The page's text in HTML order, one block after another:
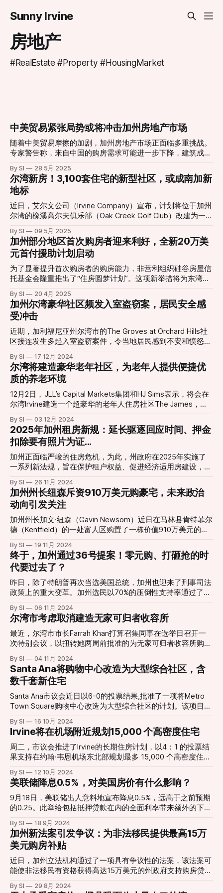
Sunny Irvine
房地产
#RealEstate #Property #HousingMarket
中美贸易紧张局势或将冲击加州房地产市场
随着中美贸易摩擦的加剧，加州房地产市场正面临多重挑战。
专家警告称，来自中国的购房需求可能进一步下降，建筑成本
中国买家在加州房地产市场中扮演了重要角色，尤其在洛杉
矶、旧金山和尔湾等地区。然而，受地缘政治紧张、资本管制
和人民币贬值等因素影响，中国投资者的购房兴趣已显著减
弱。根据加州房地产经纪人协会的数据，2024年国际买家在
加州的购房比例降至自2020年以来的最低水平。 与此同时，
建筑材料成本的上升也对房地产市场造成压力。由于对中国、
加拿大和墨西哥等国的进口商品加征关税，钢材、木材和混凝
土等关键建筑材料的价格上涨，导致新建住宅项目成本增加，
开发商不得不推迟或取消部分项目。 此外，经济不确定性也
家对经济前景持谨慎态度，导致房屋销售放缓。根据Redfin的
数据，2025年4月的待售房屋数量同比增长近17%，但成交速
度减慢，平均售出时间延长至40天。 在此背景下，加州房地
产市场面临多重压力，近期购房者可能需要进行谨慎考虑。
By SI 28 5月 2025
尔湾新房！3,100套住宅的新型社区，或成南加新
地标
近日，艾尔文公司（Irvine Company）宣布，计划将位于加州
尔湾的橡溪高尔夫俱乐部（Oak Creek Golf Club）改建为一个
（Irvine Spectrum District Village），旨在缓解橙县日益增长
的住房需求。 根据规划，该社区将包括1,500套独栋住宅和
1,600套公寓，后者原本规划为办公用地。整个开发项目占地
约235英亩，除了住宅外，还将建设一所新学校、公园、游泳
池和步行道等公共设施。艾尔文公司表示，将承担学校建设费
司还计划提供2,000张租金折扣券，价值约7,200万美元，以支
持经济适用房项目。 艾尔文公司高级副总裁杰夫·戴维斯
（Jeff Davis）指出，该社区地理位置优越，靠近尔湾光谱中
中心和交通枢纽。
By SI 09 5月 2025
加州部分地区首次购房者迎来利好，全新20万美
元首付援助计划启动
为了显著提升首次购房者的购房能力，非营利组织硅谷房屋信
托基金会隆重推出了“住房圆梦计划”。这项新举措将为东湾地
旨在减轻高昂首付给许多渴望在湾区置业的人们带来的经济压
力，这通常是他们实现购房梦想的主要障碍。“住房圆梦计划”
将提供房产购买价格高达40%的援助，每位购房者的最高援助
金额为20万美元。 “住房圆梦计划”关键细节： * 适用县
区： 阿拉米达县（Alameda County）和康特拉科斯塔县
（Contra Costa County）。 * 申请资格： 首次购房者，即过
去三年内未曾拥有并居住过房产，且符合特定的收入要求。收
入上限设定为各县 median income 的80%。例如，在阿拉米
达县，单人家庭的最高收入为84,600美元，四口之家的最高
献房产购买价格的3%作为自有资金。 * 贷款条款： 首付援助
以30年期延期偿还贷款的形式提供。这意味着购房者无需每月
支付本金或利息。全部援助金额将在30年贷款期满时或房产在
此之前出售或转让时到期偿还。 *
By SI 20 4月 2025
加州尔湾豪华社区频发入室盗窃案，居民安全感
受冲击
近期，加利福尼亚州尔湾市的The Groves at Orchard Hills社
区接连发生多起入室盗窃案件，令当地居民感到不安和愤怒。
但在短短几周内，盗贼已多次闯入，盗走了现金、珠宝，甚至
一辆汽车。 最惊人的一幕发生在上周六晚间，一名窃贼竟然
利用撬棍，从二楼窗户强行入室。如此大胆的作案手法，令居
民感到震惊和不安。不少居民表示，案件频发但媒体报道却寥
寥无几，这让他们感到失望和被忽视。一位居民愤怒地质问
窃团伙或为幕后黑手 尔湾警方指出，The Groves at Orchard
Hills的这几起入室盗窃并非孤立事件，而是南加州范围内一系
列入室盗窃案的一部分。警方怀疑，这可能与跨国犯罪集团有
件，其中两起就发生在该社区，进一步加剧了居民的焦虑情
绪。 居民：不再依赖警察，自己动手保安全 随着案件频发，
许多居民逐渐认识到，仅依靠警方和房地产开发商的安保措施
已不够，他们决定采取自我保护行动。一位居民在社区论坛中
直言不讳：“
By SI 17 12月 2024
尔湾将建造豪华老年社区，为老年人提供便捷优
质的养老环境
12月2日， JLL’s Capital Markets集团和HJ Sims表示，将会在
尔湾Irvine建造一个超豪华的老年人住房社区The James，拥
个记忆护理单元），有Studio、1间卧室、2间卧室等户型选
择。 该社区将位于1001 Gates Ave，占地3英亩，社区内含有
多个餐饮场所、室内游泳池和水疗中心、健身健身房和瑜伽
室、治疗室、美发沙龙、媒体休息室、高尔夫模拟器、狗公园
和宠物洗手间等等。社区的对面就是高档零售中心Tustin
Legacy，靠近5号和405号高速公路，可以快速前往Irvine
Spectrum光谱中心、Hoag医院、Great Park和约翰韦恩机
场。 据悉Orange County 65岁以上的老人该县总人口的近
16%，到 2060 年，这一数字预计将增至 29%，从而导致未来
公布，如此豪华的社区，恐怕租金也不便宜吧。 JLL,
By SI 03 12月 2024
2025年加州租房新规：延长驱逐回应时间、押金
扣除要有照片为证...
加州正面临严峻的住房危机，为此，州政府在2025年实施了
一系列新法规，旨在保护租户权益、促进经济适用房建设，并
逐回应时间 自2025年起，租户在收到非法拘留（驱逐）通知
后，回应时间从5天延长至10天。此举旨在为租户提供更多时
间寻求法律援助和准备辩护。然而，这可能导致房东面临更长
的空置期。 租金支付信用报告 从2025年4月1日起，拥有15个
或更多单元的建筑物的房东，必须为租户提供将租金支付情况
报告给信用机构的选项。这可能鼓励租户按时支付租金，从而
改善其信用评分，但也可能因迟付而对信用产生负面影响。
押金扣除的照片记录 为提高透明度并减少纠纷，房东需在以
下三个阶段拍摄租赁单元的照片：入住前、租期结束时，以及
求自2025年4月1日起生效；对于新租赁，自2025年7月1日起
生效。 阳台检查期限延长 强制性阳台检查的截止日期已延长
至2026年1月1日，为物业所有者提供更多时间遵守安全法规。
租户筛选更新 收取筛选费用的房东，必须在7天内向申请人提
By SI 26 11月 2024
加州州长纽森斥资910万美元购豪宅，未来政治
动向引发关注
加州州长加文·纽森（Gavin Newsom）近日在马林县肯特菲尔
德（Kentfield）的一处富人区购置了一栋价值910万美元的豪
发了广泛讨论。 Gavin Newsom family buys $9M mansion in
posh Marin townGov. Gavin Newsom just snapped up a
new Bay Area home: a hidden mansion in Marin County,
fitted with outdoor sculptures, a guest house, a handful of
walk-in closets, and a
By SI 19 11月 2024
终于，加州通过36号提案！零元购、打砸抢的时
代要过去了？
昨日，除了特朗普再次当选美国总统，加州也迎来了刑事司法
政策上的重大变革。加州选民以70%的压倒性支持率通过了36
方面，加州将采取更为严厉的态度。这一提案的通过反映了公
众对公共安全的高度关注。 提案核心条款： * 重罪分类：36
号提案将部分此前按轻罪处理的盗窃和毒品犯罪重新归为重
罪。尤其是累犯的盗窃行为，如原本不超过$950美元的盗窃
分犯罪行为，进一步提升加州人民的安全感。同时，涉及芬太
尼的毒品犯罪将面临更严厉的惩罚。 * 司法酌情权：法官获得
了新的裁量权，能够要求多次涉毒的罪犯进入强制治疗项目。
完成治疗者可能获得减轻甚至撤销罪名的机会，形成所谓的
“强制治疗重罪”类别。 * 加重刑罚：36号提案允许对毒品贩卖
尤其是携带武器或大规模毒品交易的罪犯判处更长的监禁时
间。 * 谋杀警示：法院将告知毒品分销罪犯，如果他们的毒品
导致他人死亡，未来可能会面临谋杀指控。 政界及公众反
响：该提案得到了地方检察官、警察协会及旧金山、圣何塞、
圣地亚哥等地市长的支持，沃尔玛、塔吉特和家得宝等
By SI 06 11月 2024
尔湾市考虑取消建造无家可归者收容所
最近，尔湾市市长Farrah Khan打算召集同事在选举日召开一
次特别会议，以扭转她两周前批准的为无家可归者收容所购买
元购买尔湾商业综合体的2栋建筑，位于17572 and 17622
Armstrong Avenue，改造成第一个无家可归者收容所。 这一
次的特别会议将于周二11月5日上午11:30开始进行。 议员
Mike Carroll是上个月的投票中唯一投反对票的人，他认为如
果设施没有充实起来，会给城市造成很大困难。议员Tammy
Kim在投票中投了赞成票，但近日表示，经过深思熟虑，他认
为建造收容所不是一个好办法。他在发给居民的一封信中，承
诺：“如果当选市长，我将努力确保新的避难所不会建在你的
住所附近”，“它是否会成为一个文化中心、图书馆、表演艺术
中心、住房等等，我不知道。但我支持收购低于市场价值的房
产。” 市议会也收到了一封来自尔湾居民未签名的信件，表示
这一决定非常仓促，没有考虑到公众意见，尤其是居住在尔湾
商业综合体附近的居民的意见。“虽然我们了解解决社区无家
可归问题的重要性，但我们认为缺乏公众意见和委员会审
By SI 04 11月 2024
Santa Ana将购物中心改造为大型综合社区，含
数千套新住宅
Santa Ana市议会近日以6-0的投票结果,批准了一项将Metro
Town Square购物中心改造为大型综合社区的计划。该项目由
资项目。 项目概况 这个名为Related Bristol的项目位于South
Coast Plaza附近,计划包括: * 数千套新住宅 * 老年人住房 * 咖
啡馆、商店和餐厅 * 酒店客房 * 杂货店 * 开放空间 开发商承
诺该项目将创造近6,000个建筑工作岗位,并为市政府带来约
美元，其中2200万美元用于社区福利基金，1800万美元用于
可负担住房。 市议员Phil Bacerra表示，这个项目将帮助圣安
娜市实现州政府规定的住房目标，并带来数百万美元的新税
收。市议员David Penaloza也支持该项目，认为它将为城市带
一些争议。一些工会代表对开发商未与他们达成协议表示不
满。 这个项目是南加州多个城市将老旧购物中心改造为综合
社区
By SI 16 10月 2024
Irvine将在机场附近规划15,000 个高密度住宅
周二，市议会推进了Irvine的长期住房计划，以4：1 的投票结
果支持在约翰·韦恩机场东北部规划最多 15,000 个高密度住
一，以适应其快速增长并满足州住房指令，该指令要求尔湾在
未来20-25年长期的规划中开发超过23,000个新住宅单元。 其
他重点区域围绕大公园Great Park和Irvine Spectrum。 议员
Larry Agran是投票中唯一的反对者，反对的主要原因是担心建
忧。 Council approves zoning for 15,000 homes in Irvine
Business Complex, overruling airport commissionThe
zoning change is part of Irvine’s broader long-range housing
plan that
By SI 12 10月 2024
美联储降息0.5%，对美国房价有什么影响？
9月18日，美联储出人意料地宣布降息0.5%，远高于之前预期
的0.25。此举给包括抵押贷款在内的全面利率带来额外的下行
来哪些影响呢？ 最有可能的一个结果是，抵押贷款利率会在
未来几天或几周内进一步下降，目前30年抵押贷款利率为
6.2%。这对于借款人而言会是一个非常好的消息。 但低利息
也会带来一系列并发症，随着抵押贷款利率进一步下降，会吸
引更多买家进入房屋市场，从而推高房价。根据高盛的预计，
2024年底前美国房价将上涨4.5%，2025年将上涨4.4%。
Here’s how the Fed’s big rate cut affects mortgagesThe
By SI 18 9月 2024
加州新法案引发争议：为非法移民提供最高15万
美元购房补贴
近日，加州立法机构通过了一项具有争议性的法案，该法案可
能使非法移民有资格获得高达15万美元的州政府支持购房贷
Newsom的办公桌，等待他的签署或否决。 法案内容 该法案
By SI 29 8月 2024